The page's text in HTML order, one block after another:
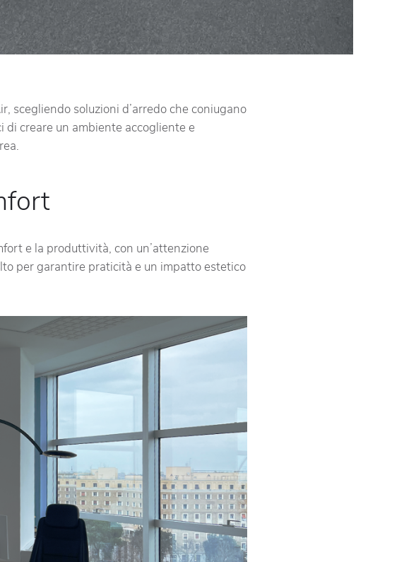
scegliendo soluzioni d’arredo che coniugano
creare un ambiente accogliente e
e la produttività, con un’attenzione
per garantire praticità e un impatto estetico